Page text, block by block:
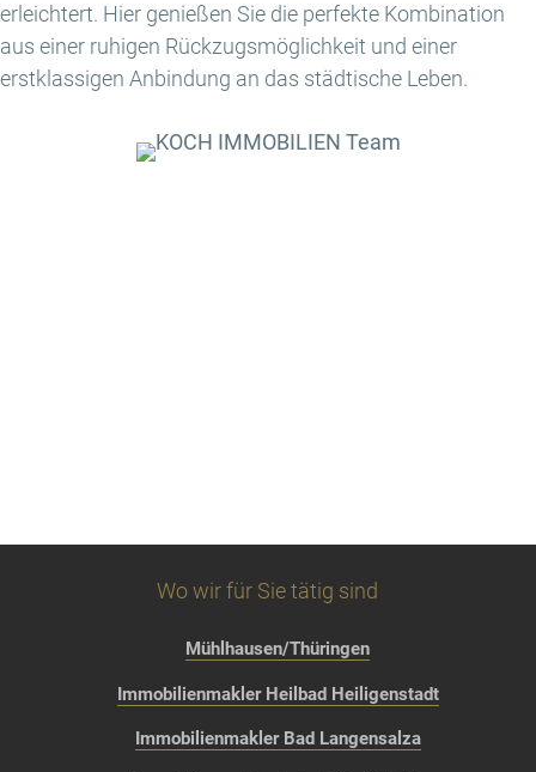
erleichtert. Hier genießen Sie die perfekte Kombination
aus einer ruhigen Rückzugsmöglichkeit und einer
erstklassigen Anbindung an das städtische Leben.
Wo wir für Sie tätig sind
Mühlhausen/Thüringen
Immobilienmakler Heilbad Heiligenstadt
Immobilienmakler Bad Langensalza